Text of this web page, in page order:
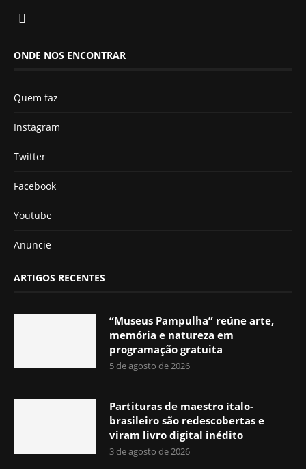
ONDE NOS ENCONTRAR
Quem faz
Instagram
Twitter
Facebook
Youtube
Anuncie
ARTIGOS RECENTES
“Museus Pampulha” reúne arte,
memória e natureza em
programação gratuita
5 de agosto de 2026
Partituras de maestro ítalo-
brasileiro são redescobertas e
viram livro digital inédito
3 de agosto de 2026